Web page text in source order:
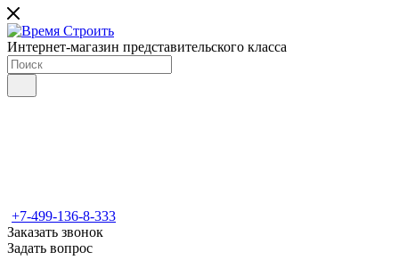
Интернет-магазин представительского класса
+7-499-136-8-333
Заказать звонок
Задать вопрос